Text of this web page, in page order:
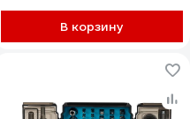
В корзину